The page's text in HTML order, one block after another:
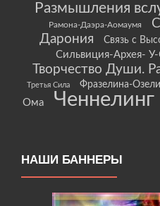
Размышления
Рамона-Даэра-Аомаумя
Дарония
Связь с
Сильвиция-Архея-
Творчество Души.
Третья Сила Фразелина-
Ома
Ченнелинг
НАШИ БАННЕРЫ